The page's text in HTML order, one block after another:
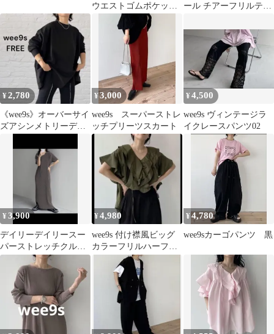
ウエストゴムポケット
付きリラックススウェ
ットパンツ
ール チアーフリルティ
¥2,780
《wee9s》オーバーサイ
ズアシンメトリーデザ
ク FREE
¥3,000
wee9s スーパーストレ
ッチプリーツスカート
¥4,500
wee9s ヴィンテージラ
イクレースパンツ02
¥3,900
デイリーデイリースー
パーストレッチクルー
ネックプリーツワンピ
ース wee9s
¥4,980
wee9s 付け襟風ビッグ
カラーフリルハーフブ
¥4,780
wee9sカーゴパンツ 黒